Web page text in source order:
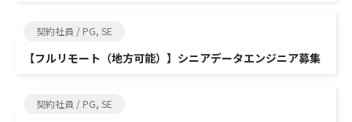
契約社員 / PG, SE
【フルリモート（地方可能）】シニアデータエンジニア募集
契約社員 / PG, SE